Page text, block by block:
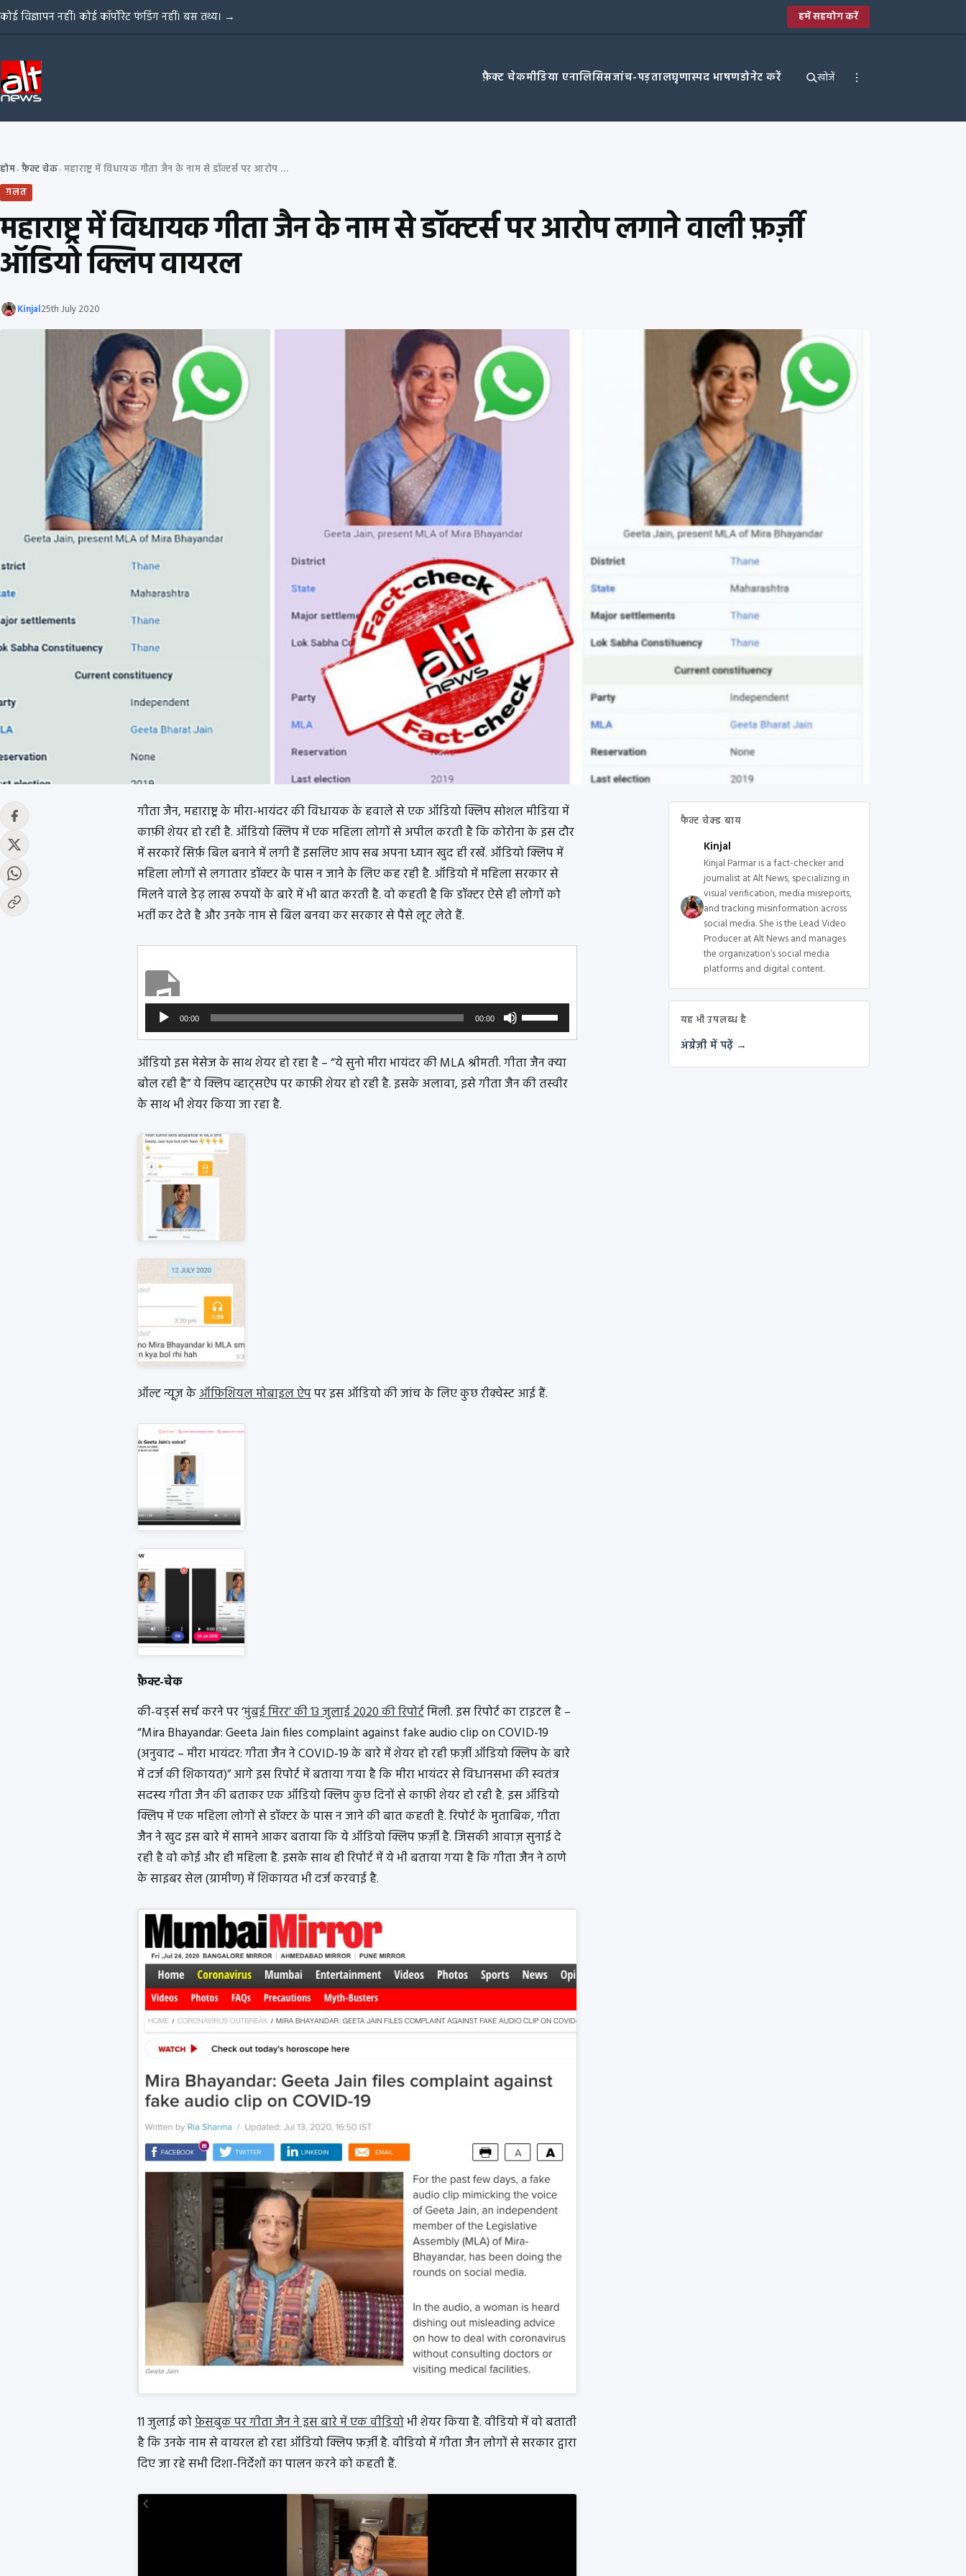
Skip to content
कोई विज्ञापन नहीं। कोई कॉर्पोरेट फंडिंग नहीं। बस तथ्य। → हमें सहयोग करें
फ़ैक्ट चेकमीडिया एनालिसिसजांच-पड़तालघृणास्पद भाषणडोनेट करें खोजें
होम› फ़ैक्ट चेक›
महाराष्ट्र में विधायक गीता जैन के नाम से डॉक्टर्स पर आरोप लगाने वाली फ़र्ज़ी ऑडियो क्लिप वायरल
ग़लत
महाराष्ट्र में विधायक गीता जैन के नाम से डॉक्टर्स पर आरोप लगाने वाली फ़र्ज़ी
ऑडियो क्लिप वायरल
Kinjal25th July 2020
गीता जैन, महाराष्ट्र के मीरा-भायंदर की विधायक के हवाले से एक ऑडियो क्लिप सोशल मीडिया में
काफ़ी शेयर हो रही है. ऑडियो क्लिप में एक महिला लोगों से अपील करती है कि कोरोना के इस दौर
में सरकारें सिर्फ़ बिल बनाने में लगी हैं इसलिए आप सब अपना ध्यान खुद ही रखें. ऑडियो क्लिप में
महिला लोगों से लगातार डॉक्टर के पास न जाने के लिए कह रही है. ऑडियो में महिला सरकार से
मिलने वाले डेढ़ लाख रुपयों के बारे में भी बात करती है. वो कहती है कि डॉक्टर ऐसे ही लोगों को
भर्ती कर देते है और उनके नाम से बिल बनवा कर सरकार से पैसे लूट लेते हैं.
Audio
Player
00:00 00:00
Arrow
keys
to
increase
ऑडियो इस मेसेज के साथ शेयर हो रहा है – “ये सुनो मीरा भायंदर की MLA श्रीमती. गीता जैन क्या
बोल रही है” ये क्लिप व्हाट्सऐप पर काफ़ी शेयर हो रही है. इसके अलावा, इसे गीता जैन की तस्वीर
के साथ भी शेयर किया जा रहा है.
ऑल्ट न्यूज़ केऑफ़िशियल मोबाइल ऐपपर इस ऑडियो की जांच के लिए कुछ रीक्वेस्ट आई हैं.
फ़ैक्ट-चेक
की-वर्ड्स सर्च करने पर ‘मुंबई मिरर’ की 13 जुलाई 2020 की रिपोर्टमिली. इस रिपोर्ट का टाइटल है –
“Mira Bhayandar: Geeta Jain files complaint against fake audio clip on COVID-19
(अनुवाद – मीरा भायंदर: गीता जैन ने COVID-19 के बारे में शेयर हो रही फ़र्ज़ी ऑडियो क्लिप के बारे
में दर्ज की शिकायत)” आगे इस रिपोर्ट में बताया गया है कि मीरा भायंदर से विधानसभा की स्वतंत्र
सदस्य गीता जैन की बताकर एक ऑडियो क्लिप कुछ दिनों से काफ़ी शेयर हो रही है. इस ऑडियो
क्लिप में एक महिला लोगों से डॉक्टर के पास न जाने की बात कहती है. रिपोर्ट के मुताबिक, गीता
जैन ने खुद इस बारे में सामने आकर बताया कि ये ऑडियो क्लिप फ़र्ज़ी है. जिसकी आवाज़ सुनाई दे
रही है वो कोई और ही महिला है. इसके साथ ही रिपोर्ट में ये भी बताया गया है कि गीता जैन ने ठाणे
के साइबर सेल (ग्रामीण) में शिकायत भी दर्ज करवाई है.
11 जुलाई कोफ़ेसबुक पर गीता जैन ने इस बारे में एक वीडियोभी शेयर किया है. वीडियो में वो बताती
है कि उनके नाम से वायरल हो रहा ऑडियो क्लिप फ़र्ज़ी है. वीडियो में गीता जैन लोगों से सरकार द्वारा
दिए जा रहे सभी दिशा-निर्देशों का पालन करने को कहती हैं.
फैक्ट चेक्ड बाय
Kinjal
Kinjal Parmar is a fact-checker and
journalist at Alt News, specializing in
visual verification, media misreports,
and tracking misinformation across
social media. She is the Lead Video
Producer at Alt News and manages
the organization’s social media
platforms and digital content.
यह भी उपलब्ध है
अंग्रेज़ी में पढ़ें →